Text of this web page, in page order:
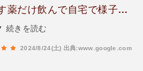
薬だけ飲んで自宅で様子見
ならまた来てくださいなど
続きを読む
2024/8/24(土) 出典:www.google.com